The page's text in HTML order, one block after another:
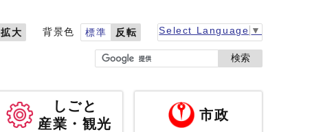
拡大 背景色 標準 反転 Select Language ▼
検索
しごと
産業・観光
市政